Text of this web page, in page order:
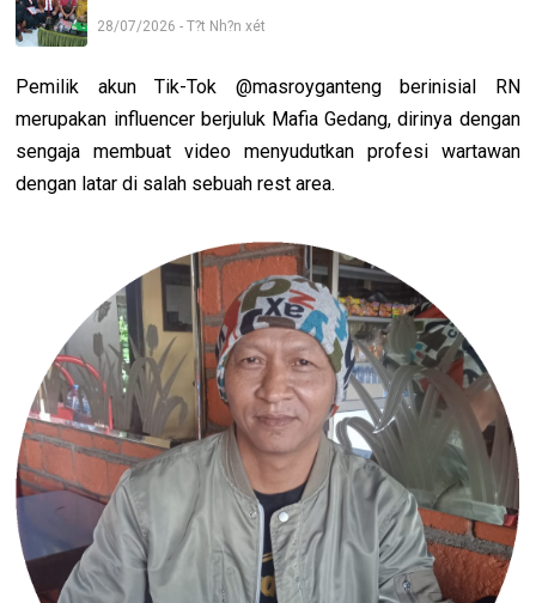
28/07/2026 - T?t Nh?n xét
Pemilik akun Tik-Tok @masroyganteng berinisial RN
merupakan influencer berjuluk Mafia Gedang, dirinya dengan
sengaja membuat video menyudutkan profesi wartawan
dengan latar di salah sebuah rest area.